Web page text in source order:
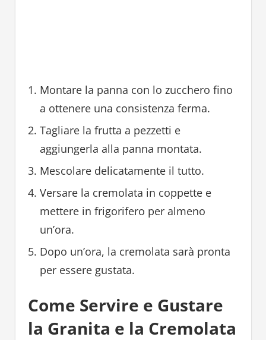
Montare la panna con lo zucchero fino
a ottenere una consistenza ferma.
Tagliare la frutta a pezzetti e
aggiungerla alla panna montata.
Mescolare delicatamente il tutto.
Versare la cremolata in coppette e
mettere in frigorifero per almeno
un’ora.
Dopo un’ora, la cremolata sarà pronta
per essere gustata.
Come Servire e Gustare
la Granita e la Cremolata